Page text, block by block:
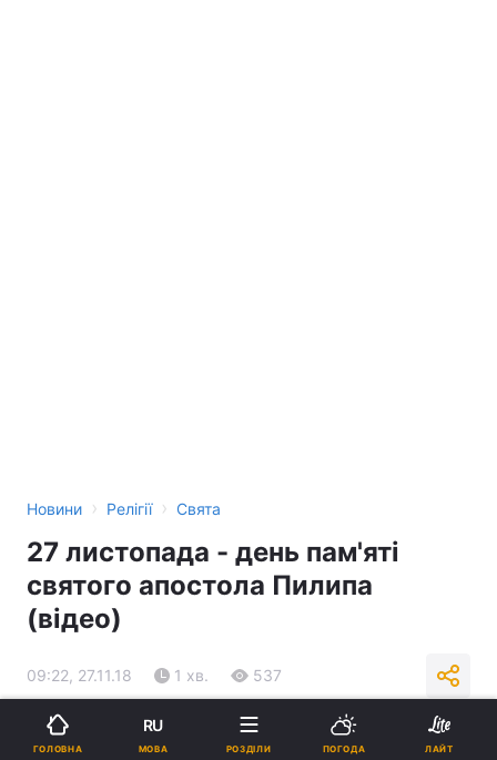
Новини › Релігії › Свята
27 листопада - день пам'яті
святого апостола Пилипа
(відео)
09:22, 27.11.18 1 хв. 537
Підпишіться на нас в Google
ГОЛОВНА
RU
МОВА РОЗДІЛИ ПОГОДА ЛАЙТ